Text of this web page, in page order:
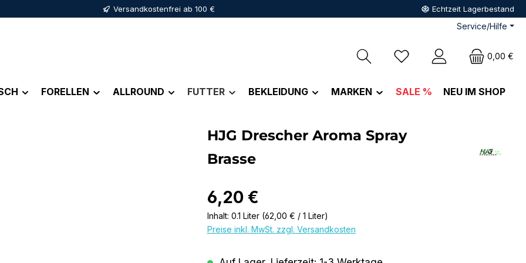
Versandkostenfrei ab 100 € Echtzeit Lagerbestand
Service/Hilfe
Du hast 0 Produkte auf dem
0,00 €
FORELLEN ALLROUND FUTTER BEKLEIDUNG MARKEN SALE % NEU IM SHOP
HJG Drescher Aroma Spray
Brasse
Regulärer Preis:
6,20 €
Inhalt: 0.1 Liter (62,00 € / 1 Liter)
Preise inkl. MwSt. zzgl. Versandkosten